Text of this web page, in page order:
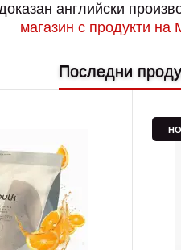
английски
магазин с продукти на
Последни